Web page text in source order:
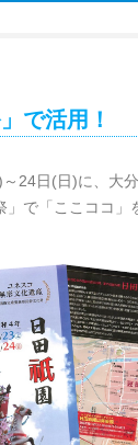
で活用！
24日(日)に、大
」で「ここココ」